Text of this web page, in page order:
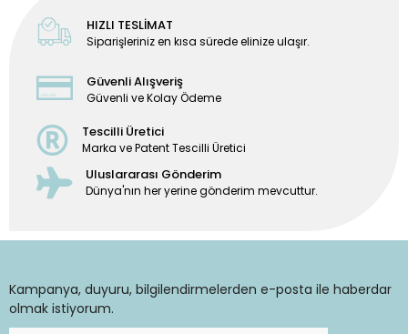
HIZLI TESLİMAT
Siparişleriniz en kısa sürede elinize ulaşır.
Güvenli Alışveriş
Güvenli ve Kolay Ödeme
Tescilli Üretici
Marka ve Patent Tescilli Üretici
Uluslararası Gönderim
Dünya'nın her yerine gönderim mevcuttur.
Kampanya, duyuru, bilgilendirmelerden e-posta ile haberdar
olmak istiyorum.